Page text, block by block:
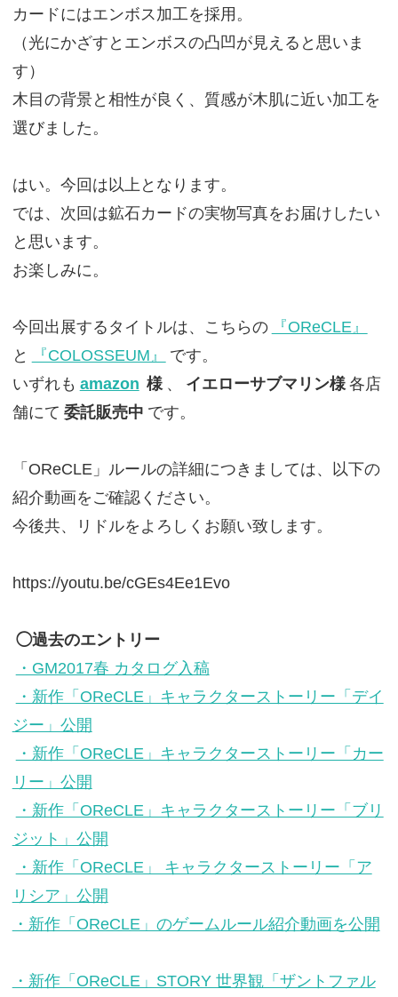
カードにはエンボス加工を採用。
（光にかざすとエンボスの凸凹が見えると思いま
す）
木目の背景と相性が良く、質感が木肌に近い加工を
選びました。
はい。今回は以上となります。
では、次回は鉱石カードの実物写真をお届けしたい
と思います。
お楽しみに。
今回出展するタイトルは、こちらの
『OReCLE』
と
『COLOSSEUM』
です。
いずれも amazon 様 、 イエローサブマリン様 各店
舗にて 委託販売中 です。
「OReCLE」ルールの詳細につきましては、以下の
紹介動画をご確認ください。
今後共、リドルをよろしくお願い致します。
https://youtu.be/cGEs4Ee1Evo
◯過去のエントリー
・GM2017春 カタログ入稿
・新作「OReCLE」キャラクターストーリー「デイ
ジー」公開
・新作「OReCLE」キャラクターストーリー「カー
リー」公開
・新作「OReCLE」キャラクターストーリー「ブリ
ジット」公開
・新作「OReCLE」 キャラクターストーリー「ア
リシア」公開
・新作「OReCLE」のゲームルール紹介動画を公開
・新作「OReCLE」STORY 世界観「ザントファル